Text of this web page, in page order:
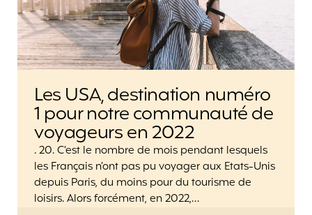
Les USA, destination numéro
1 pour notre communauté de
voyageurs en 2022
. 20. C’est le nombre de mois pendant lesquels
les Français n’ont pas pu voyager aux Etats-Unis
depuis Paris, du moins pour du tourisme de
loisirs. Alors forcément, en 2022,…